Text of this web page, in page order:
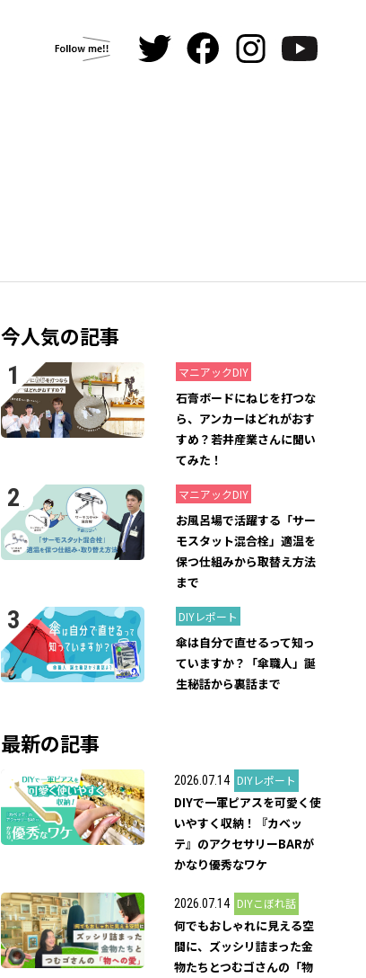
今人気の記事
2021.07.26
マニアックDIY
石膏ボードにねじを打つな
ら、アンカーはどれがおす
すめ？若井産業さんに聞い
てみた！
2019.08.31
マニアックDIY
お風呂場で活躍する「サー
モスタット混合栓」適温を
保つ仕組みから取替え方法
まで
2024.06.21
DIYレポート
傘は自分で直せるって知っ
ていますか？「傘職人」誕
生秘話から裏話まで
最新の記事
2026.07.14 DIYレポート
DIYで一軍ピアスを可愛く使
いやすく収納！『カベッ
テ』のアクセサリーBARが
かなり優秀なワケ
2026.07.14 DIYこぼれ話
何でもおしゃれに見える空
間に、ズッシリ詰まった金
物たちとつむゴさんの「物